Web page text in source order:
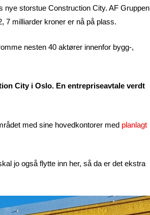
nye storstue Construction City. AF Gruppen
milliarder kroner er nå på plass.
nesten 40 aktører innenfor bygg-,
City i Oslo. En entrepriseavtale verdt
med sine hovedkontorer med planlagt
jo også flytte inn her, så da er det ekstra